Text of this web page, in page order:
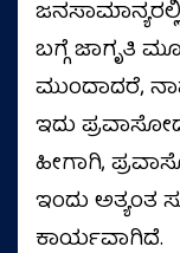
ಬಗ್ಗೆ ಜಾಗೃತಿ
ಮುಂದಾದರೆ,
ಇದು
ಹೀಗಾಗಿ,
ಇಂದು ಅತ್ಯಂತ
ಕಾರ್ಯವಾಗಿದೆ.